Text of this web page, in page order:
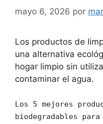
mayo 6, 2026 por
Los productos de
una alternativa
hogar limpio sin
contaminar el agua.
Los 5 mejores
biodegradables